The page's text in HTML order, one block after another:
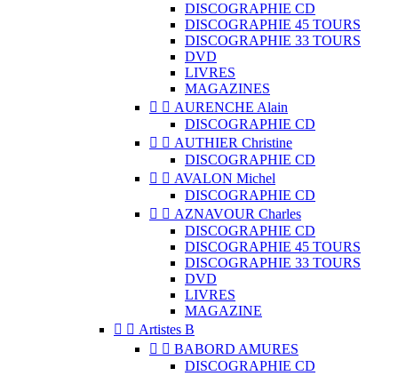
DISCOGRAPHIE CD
DISCOGRAPHIE 45 TOURS
DISCOGRAPHIE 33 TOURS
DVD
LIVRES
MAGAZINES
  AURENCHE Alain
DISCOGRAPHIE CD
  AUTHIER Christine
DISCOGRAPHIE CD
  AVALON Michel
DISCOGRAPHIE CD
  AZNAVOUR Charles
DISCOGRAPHIE CD
DISCOGRAPHIE 45 TOURS
DISCOGRAPHIE 33 TOURS
DVD
LIVRES
MAGAZINE
  Artistes B
  BABORD AMURES
DISCOGRAPHIE CD